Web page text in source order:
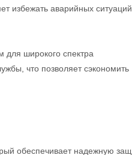
избежать аварийных
для широкого спектра
что позволяет сэкономить
обеспечивает надежную